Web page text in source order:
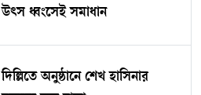
উৎস ধ্বংসেই সমাধান
দিল্লিতে অনুষ্ঠানে শেখ হাসিনার